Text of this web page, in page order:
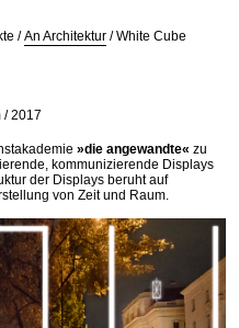
/An Architektur /White Cube
/2017
»die angewandte« zu
kommunizierende Displays
der Displays beruht auf
von Zeit und Raum.